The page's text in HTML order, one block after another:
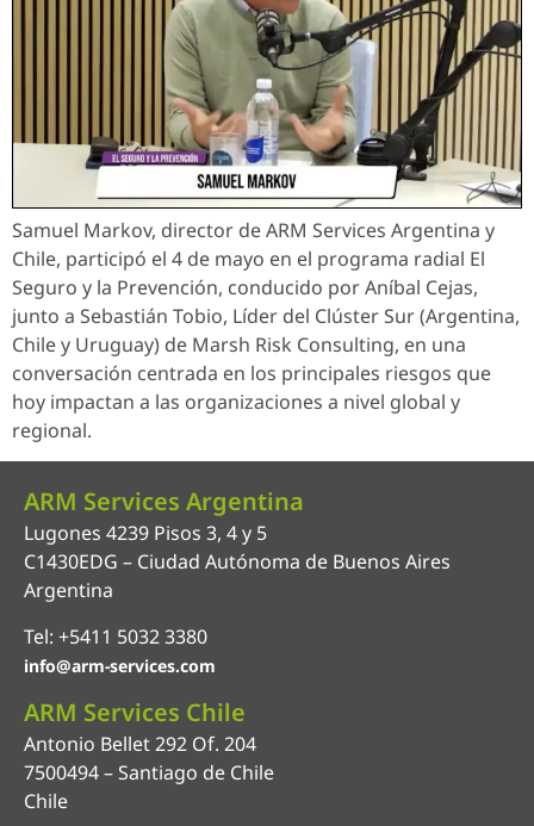
Samuel Markov, director de ARM Services Argentina y
Chile, participó el 4 de mayo en el programa radial El
Seguro y la Prevención, conducido por Aníbal Cejas,
junto a Sebastián Tobio, Líder del Clúster Sur (Argentina,
Chile y Uruguay) de Marsh Risk Consulting, en una
conversación centrada en los principales riesgos que
hoy impactan a las organizaciones a nivel global y
regional.
ARM Services Argentina
Lugones 4239 Pisos 3, 4 y 5
C1430EDG – Ciudad Autónoma de Buenos Aires
Argentina
Tel: +5411 5032 3380
info@arm-services.com
ARM Services Chile
Antonio Bellet 292 Of. 204
7500494 – Santiago de Chile
Chile